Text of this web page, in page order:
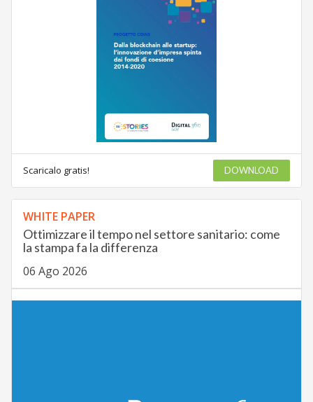
Scaricalo gratis! DOWNLOAD
WHITE PAPER
Ottimizzare il tempo nel settore sanitario: come
la stampa fa la differenza
06 Ago 2026